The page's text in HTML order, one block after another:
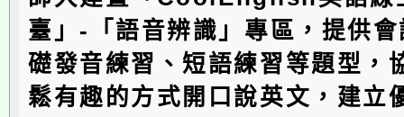
臺」-「語音辨識」專區，提供
礎發音練習、短語練習等題型，
鬆有趣的方式開口說英文，建立